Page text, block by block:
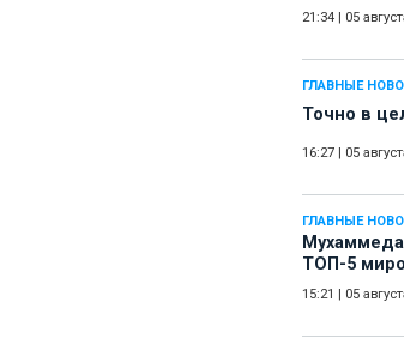
21:34 05
ГЛАВНЫЕ
Точно в
16:27 05
ГЛАВНЫЕ
ТОП-5
15:21 05